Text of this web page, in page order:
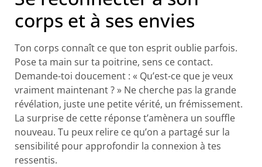
corps et à ses envies
Ton corps connaît ce que ton esprit oublie parfois.
Pose ta main sur ta poitrine, sens ce contact.
Demande-toi doucement : « Qu’est-ce que je veux
vraiment maintenant ? » Ne cherche pas la grande
révélation, juste une petite vérité, un frémissement.
La surprise de cette réponse t’amènera un souffle
nouveau. Tu peux relire ce qu’on a partagé sur la
sensibilité pour approfondir la connexion à tes
ressentis.